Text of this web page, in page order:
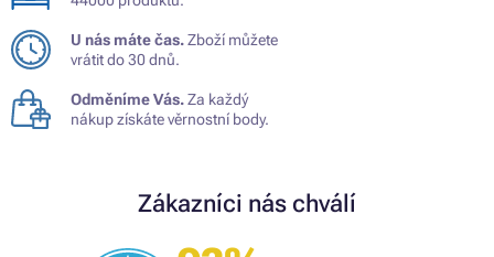
U nás máte čas.Zboží můžete
vrátit do 30 dnů.
Odměníme Vás.Za každý
nákup získáte věrnostní body.
Zákazníci nás chválí